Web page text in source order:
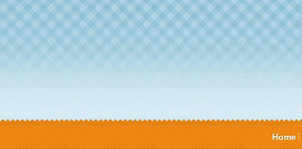
Home